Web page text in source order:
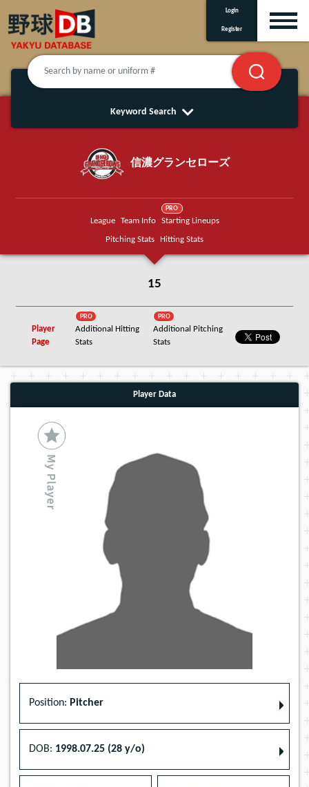
Login
Register
Keyword Search
信濃グランセローズ
League Team Info
PRO
Starting Lineups
Pitching Stats Hitting Stats
15
Player
Page
PRO
Additional Hitting
Stats
PRO
Additional Pitching
Stats
Player Data
Position: Pitcher
DOB: 1998.07.25 (28 y/o)